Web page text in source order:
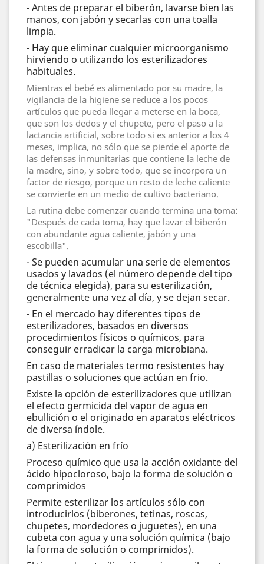
- Antes de preparar el biberón, lavarse bien las
manos, con jabón y secarlas con una toalla
limpia.
- Hay que eliminar cualquier microorganismo
hirviendo o utilizando los esterilizadores
habituales.
Mientras el bebé es alimentado por su madre, la
vigilancia de la higiene se reduce a los pocos
artículos que pueda llegar a meterse en la boca,
que son los dedos y el chupete, pero el paso a la
lactancia artificial, sobre todo si es anterior a los 4
meses, implica, no sólo que se pierde el aporte de
las defensas inmunitarias que contiene la leche de
la madre, sino, y sobre todo, que se incorpora un
factor de riesgo, porque un resto de leche caliente
se convierte en un medio de cultivo bacteriano.
La rutina debe comenzar cuando termina una toma:
"Después de cada toma, hay que lavar el biberón
con abundante agua caliente, jabón y una
escobilla".
- Se pueden acumular una serie de elementos
usados y lavados (el número depende del tipo
de técnica elegida), para su esterilización,
generalmente una vez al día, y se dejan secar.
- En el mercado hay diferentes tipos de
esterilizadores, basados en diversos
procedimientos físicos o químicos, para
conseguir erradicar la carga microbiana.
En caso de materiales termo resistentes hay
pastillas o soluciones que actúan en frio.
Existe la opción de esterilizadores que utilizan
el efecto germicida del vapor de agua en
ebullición o el originado en aparatos eléctricos
de diversa índole.
a) Esterilización en frío
Proceso químico que usa la acción oxidante del
ácido hipocloroso, bajo la forma de solución o
comprimidos
Permite esterilizar los artículos sólo con
introducirlos (biberones, tetinas, roscas,
chupetes, mordedores o juguetes), en una
cubeta con agua y una solución química (bajo
la forma de solución o comprimidos).